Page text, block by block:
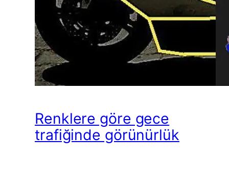
Renklere göre gece
trafiğinde görünürlük